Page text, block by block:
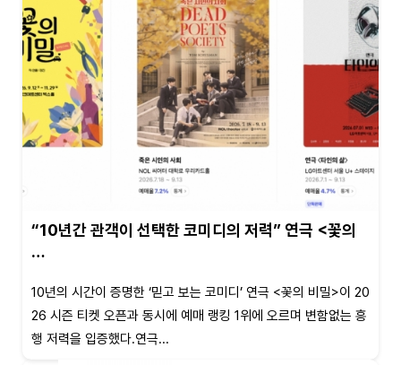
“10년간 관객이 선택한 코미디의 저력” 연극 <꽃의
…
10년의 시간이 증명한 ‘믿고 보는 코미디’ 연극 <꽃의 비밀>이 20
26 시즌 티켓 오픈과 동시에 예매 랭킹 1위에 오르며 변함없는 흥
행 저력을 입증했다.연극...